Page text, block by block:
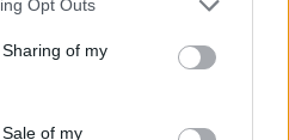
Opt Outs
of my
of my